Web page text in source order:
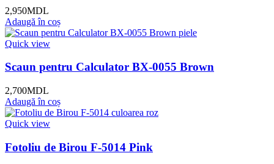
2,950MDL
Adaugă în coș
Quick view
Scaun pentru Calculator BX-0055 Brown
2,700MDL
Adaugă în coș
Quick view
Fotoliu de Birou F-5014 Pink